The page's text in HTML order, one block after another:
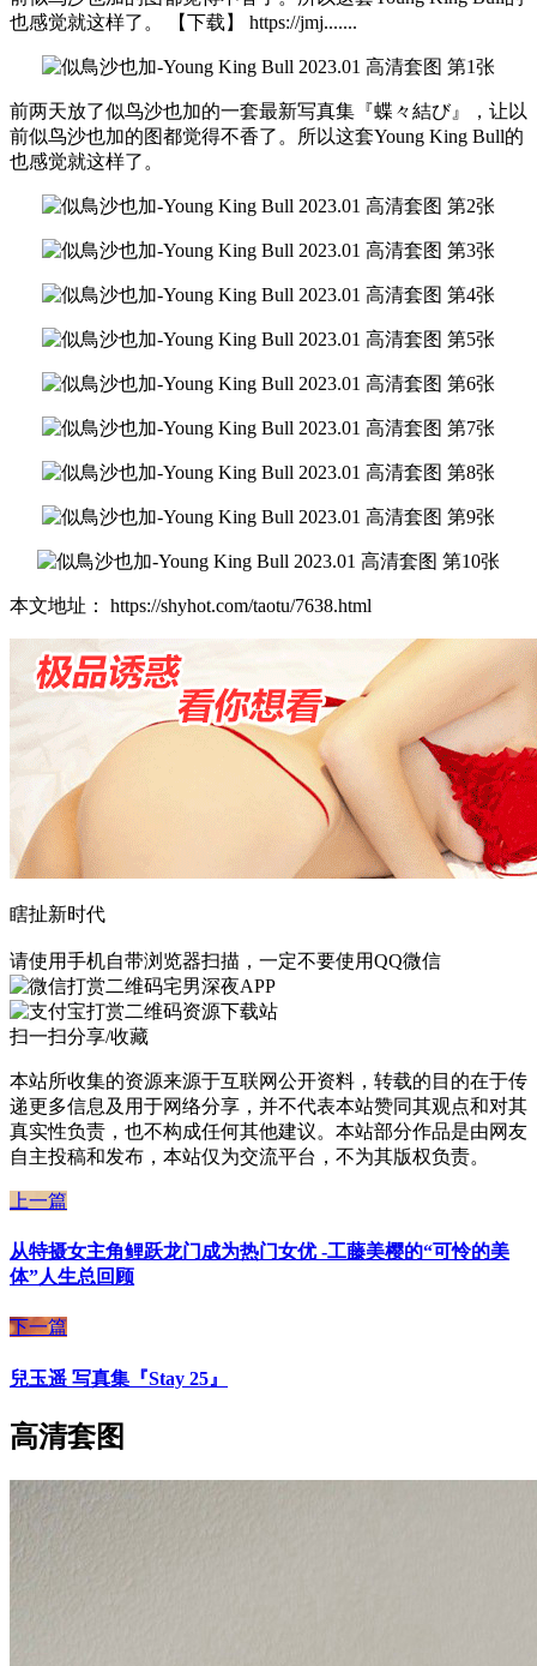
也感觉就这样了。 【下载】 https://jmj.......
前两天放了似鸟沙也加的一套最新写真集『蝶々結び』，让以
前似鸟沙也加的图都觉得不香了。所以这套Young King Bull的
也感觉就这样了。
本文地址： https://shyhot.com/taotu/7638.html
瞎扯新时代
请使用手机自带浏览器扫描，一定不要使用QQ微信
宅男深夜APP
资源下载站
扫一扫分享/收藏
本站所收集的资源来源于互联网公开资料，转载的目的在于传
递更多信息及用于网络分享，并不代表本站赞同其观点和对其
真实性负责，也不构成任何其他建议。本站部分作品是由网友
自主投稿和发布，本站仅为交流平台，不为其版权负责。
上一篇
从特摄女主角鲤跃龙门成为热门女优 -工藤美樱的“可怜的美
体”人生总回顾
下一篇
兒玉遥 写真集『Stay 25』
高清套图